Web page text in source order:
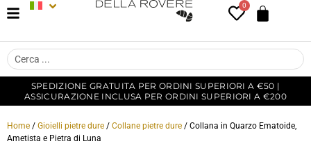
0
SPEDIZIONE GRATUITA PER ORDINI SUPERIORI A €50 |
ASSICURAZIONE INCLUSA PER ORDINI SUPERIORI A €200
Home / Gioielli pietre dure / Collane pietre dure / Collana in Quarzo Ematoide,
Ametista e Pietra di Luna